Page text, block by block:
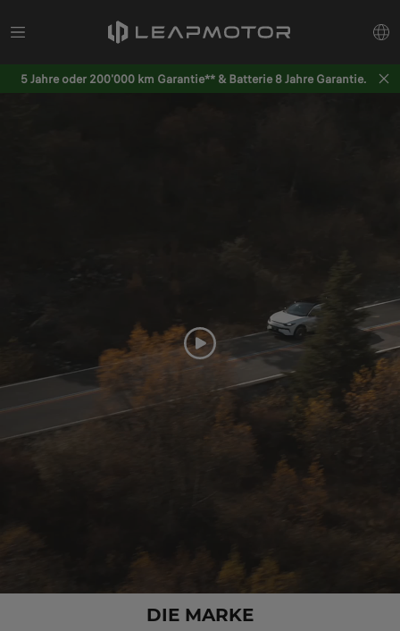
5 Jahre oder 200'000 km Garantie** & Batterie 8 Jahre Garantie.
DIE MARKE